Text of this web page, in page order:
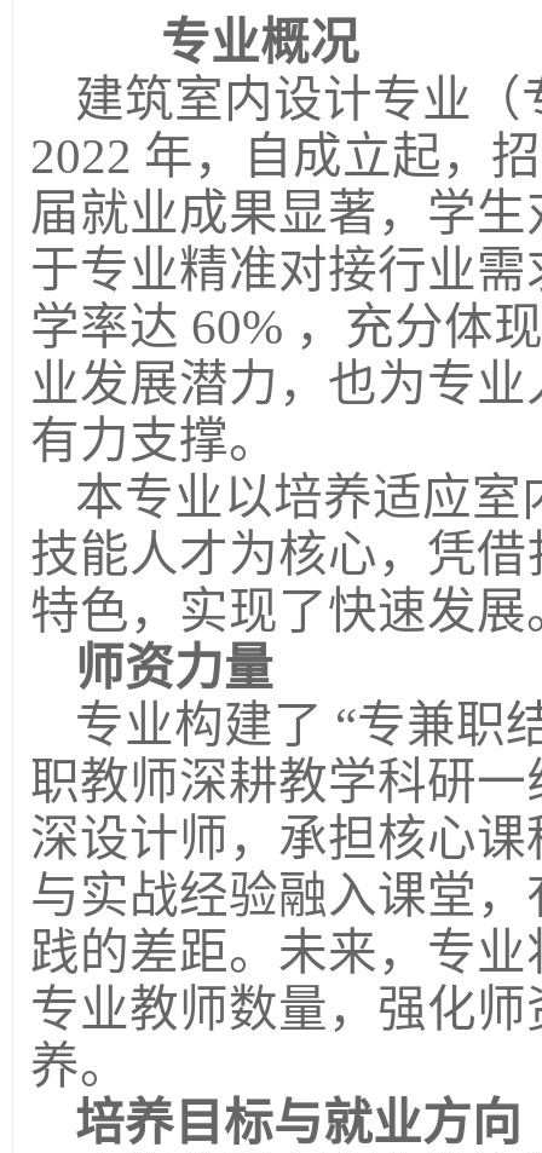
专业概况
建筑室内设计专业（
2022 年 ，
自成立起，
届就业成果显著，学
于专业精准对接行业
学率达 60% ，充分体
业发展潜力，也为专
有力支撑。
本专业以培养适应室
技能人才为核心，凭
特色，实现了快速发展
师资力量
专业构建了 “专兼职
职教师深耕教学科研
深设计师，承担核心
与实战经验融入课堂
践的差距。未来，专
专业教师数量，强化
养。
培养目标与就业方向